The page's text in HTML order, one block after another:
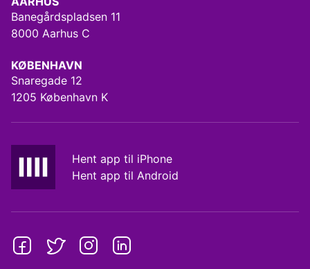
Banegårdspladsen 11
8000 Aarhus C
KØBENHAVN
Snaregade 12
1205 København K
Hent app til iPhone
Hent app til Android